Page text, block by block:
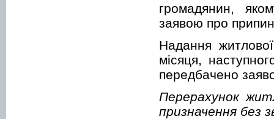
громадянин,
заявою про
Надання
місяця,
передбачено
Перерахунок
призначення без